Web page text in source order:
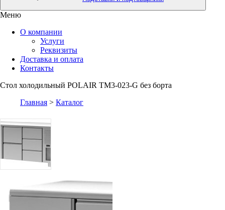
Меню
О компании
Услуги
Реквизиты
Доставка и оплата
Контакты
Стол холодильный POLAIR TM3-023-G без борта
Главная > Каталог